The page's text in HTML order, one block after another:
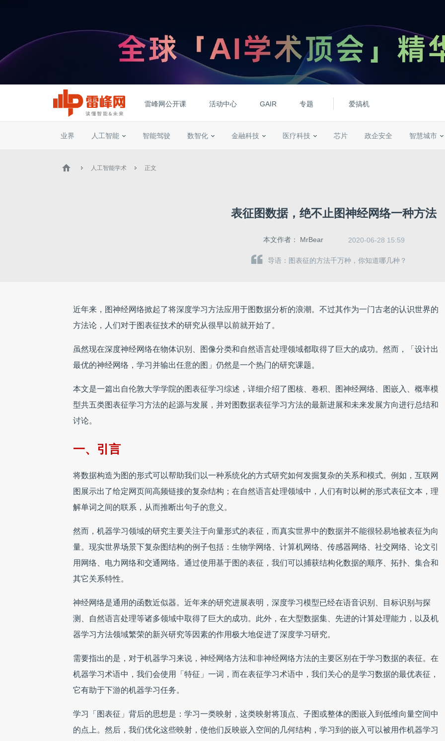
雷峰网公开课 活动中心 GAIR 专题 爱搞机
业界 人工智能 智能驾驶 数智化 金融科技 医疗科技 芯片 政企安全 智慧城市
人工智能学术 正文
表征图数据，绝不止图神经网络一种方法
本文作者： MrBear 2020-06-28 15:59
导语：图表征的方法千万种，你知道哪几种？
近年来，图神经网络掀起了将深度学习方法应用于图数据分析的浪潮。不过其作为一门古老的认识世界的
方法论，人们对于图表征技术的研究从很早以前就开始了。
虽然现在深度神经网络在物体识别、图像分类和自然语言处理领域都取得了巨大的成功。然而，「设计出
最优的神经网络，学习并输出任意的图」仍然是一个热门的研究课题。
本文是一篇出自伦敦大学学院的图表征学习综述，详细介绍了图核、卷积、图神经网络、图嵌入、概率模
型共五类图表征学习方法的起源与发展，并对图数据表征学习方法的最新进展和未来发展方向进行总结和
讨论。
一、引言
将数据构造为图的形式可以帮助我们以一种系统化的方式研究如何发掘复杂的关系和模式。例如，互联网
图展示出了给定网页间高频链接的复杂结构；在自然语言处理领域中，人们有时以树的形式表征文本，理
解单词之间的联系，从而推断出句子的意义。
然而，机器学习领域的研究主要关注于向量形式的表征，而真实世界中的数据并不能很轻易地被表征为向
量。现实世界场景下复杂图结构的例子包括：生物学网络、计算机网络、传感器网络、社交网络、论文引
用网络、电力网络和交通网络。通过使用基于图的表征，我们可以捕获结构化数据的顺序、拓扑、集合和
其它关系特性。
神经网络是通用的函数近似器。近年来的研究进展表明，深度学习模型已经在语音识别、目标识别与探
测、自然语言处理等诸多领域中取得了巨大的成功。此外，在大型数据集、先进的计算处理能力，以及机
器学习方法领域繁荣的新兴研究等因素的作用极大地促进了深度学习研究。
需要指出的是，对于机器学习来说，神经网络方法和非神经网络方法的主要区别在于学习数据的表征。在
机器学习术语中，我们会使用「特征」一词，而在表征学习术语中，我们关心的是学习数据的最优表征，
它有助于下游的机器学习任务。
学习「图表征」背后的思想是：学习一类映射，这类映射将顶点、子图或整体的图嵌入到低维向量空间中
的点上。然后，我们优化这些映射，使他们反映嵌入空间的几何结构，学习到的嵌入可以被用作机器学习